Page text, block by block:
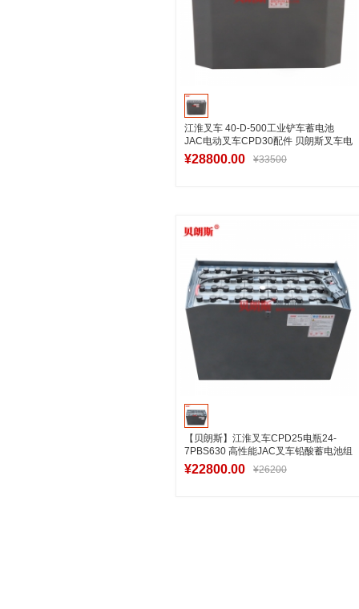
江淮叉车 40-D-500工业铲车蓄电池
JAC电动叉车CPD30配件 贝朗斯叉车电
池厂家
¥28800.00 ¥33500
【贝朗斯】江淮叉车CPD25电瓶24-
7PBS630 高性能JAC叉车铅酸蓄电池组
48V630Ah
¥22800.00 ¥26200